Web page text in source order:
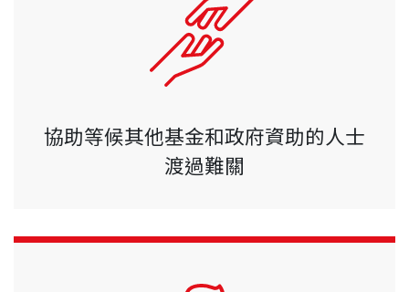
協助等候其他基金和政府資助的人士
渡過難關